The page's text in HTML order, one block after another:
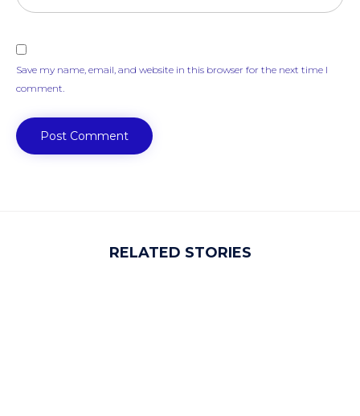
Save my name, email, and website in this browser for the next time I
comment.
RELATED STORIES